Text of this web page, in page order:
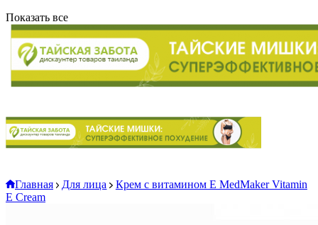
Показать все
Главная Для лица
Крем с витамином Е MedMaker Vitamin
E Cream